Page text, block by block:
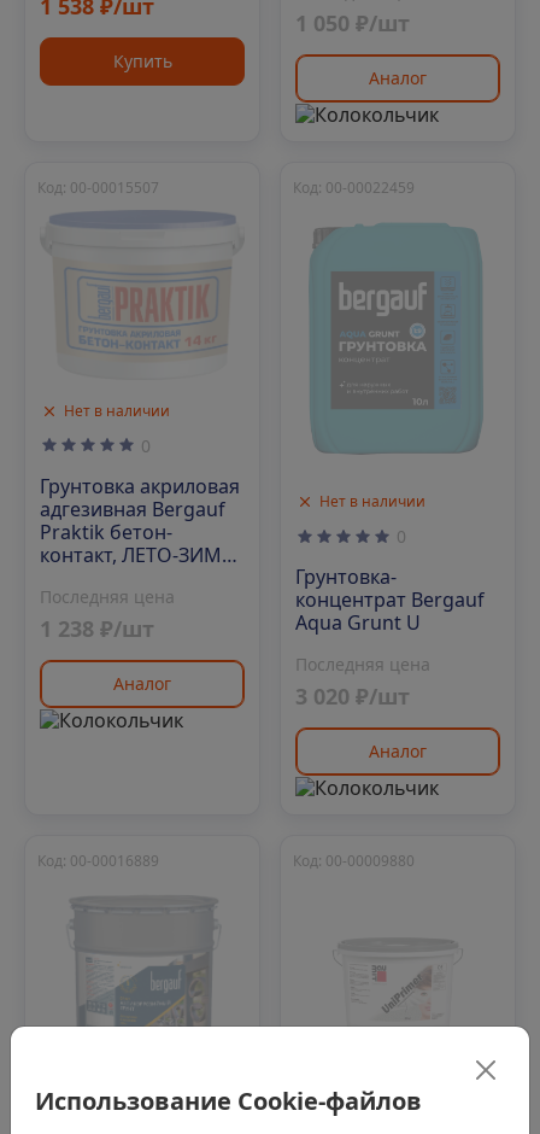
Купить
1 050 ₽/шт
Аналог
Нет в наличии
Код: 00-00015507
0
Грунтовка акриловая
адгезивная Bergauf
Praktik бетон-
контакт, ЛЕТО-ЗИМА,
Последняя цена
1 238 ₽/шт
Аналог
Нет в наличии
Код: 00-00022459
0
Грунтовка-
концентрат Bergauf
Aqua Grunt U
Последняя цена
3 020 ₽/шт
Аналог
Код: 00-00016889
Нет в наличии
Код: 00-00009880
Использование Cookie-файлов